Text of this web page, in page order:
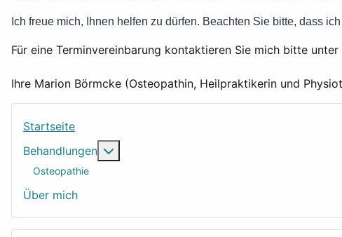
Ich freue mich, Ihnen helfen zu dürfen. Beachten Sie bitte, dass
Für eine Terminvereinbarung kontaktieren Sie mich bitte
Ihre Marion Börmcke (Osteopathin, Heilpraktikerin und
Startseite
Behandlungen
Osteopathie
Über mich